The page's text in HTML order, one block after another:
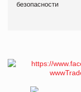
безопасности